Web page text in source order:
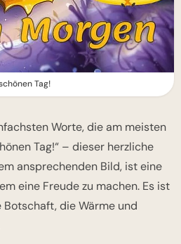
Tag!
Worte, die am meisten
Tag!“ – dieser herzliche
ansprechenden Bild, ist eine
eine Freude zu machen. Es ist
die Wärme und